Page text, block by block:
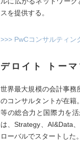
スを提供する。
>>> PwCコンサルティン
デロイト トー
世界最大規模の会計事務
のコンサルタントが在籍
等の総合力と国際力を
は、Strategy、AI&Data
ローバルでスタートした。